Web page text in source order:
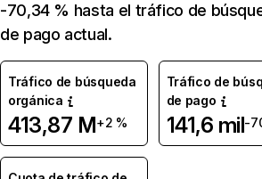
-70,34 % hasta el tráfico de
de pago actual.
Tráfico de búsqueda
orgánica
413,87 M+2 %
Tráfico de
de pago
141,6 mil-